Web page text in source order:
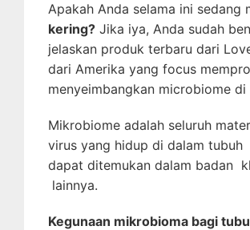
Apakah Anda selama ini sedang
kering? Jika iya, Anda sudah
jelaskan produk terbaru dari
dari Amerika yang focus
menyeimbangkan microbiome di
Mikrobiome adalah seluruh
virus yang hidup di dalam
dapat ditemukan dalam badan
lainnya.
Kegunaan mikrobioma bagi